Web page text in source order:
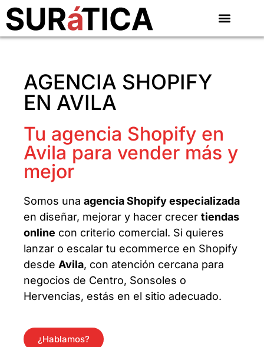
AGENCIA SHOPIFY
EN AVILA
Tu agencia Shopify en
Avila para vender más y
mejor
Somos una agencia Shopify especializada
en diseñar, mejorar y hacer crecer tiendas
online con criterio comercial. Si quieres
lanzar o escalar tu ecommerce en Shopify
desde Avila, con atención cercana para
negocios de Centro, Sonsoles o
Hervencias, estás en el sitio adecuado.
¿Hablamos?